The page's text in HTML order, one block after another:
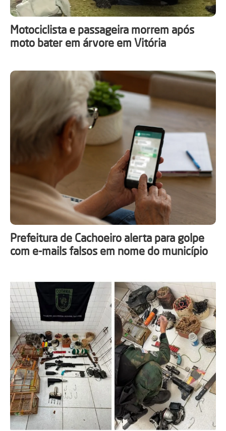
Motociclista e passageira morrem após
moto bater em árvore em Vitória
Prefeitura de Cachoeiro alerta para golpe
com e-mails falsos em nome do município